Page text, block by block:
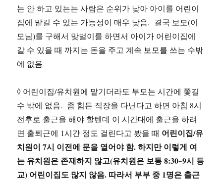
는 안 하고 있는는 사람은 순위가 낮아 아이를 어린이
집에 맡길 수 있는 가능성이 매우 낮음. 결국 보모(이
모님)를 구해서 맞벌이를 하면서 아이가 어린이집에
갈 수 있을 때 까지는 돈을 주고 계속 보모를 쓰는 수밖
에 없음
◊ 어린이집/유치원에 맡기더라도 부모는 시간에 쫓길
수 밖에 없음. 좀 힘든 직장을 다닌다고 하면 아침 8시
전후로 출근을 해야 할텐데 이 시간대에 출근을 하려
면 출퇴근에 1시간 정도 걸린다고 봤을 때 어린이집/유
치원이 7시 이전에 문을 열어야 함. 하지만 이렇게 여
는 유치원은 존재하지 않고(유치원은 보통 8:30~9시 등
교) 어린이집도 많지 않음. 따라서 부부 중 1명은 출근